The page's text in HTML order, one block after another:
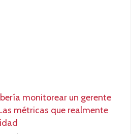
que realmente impactan
una flota ya no consiste solo